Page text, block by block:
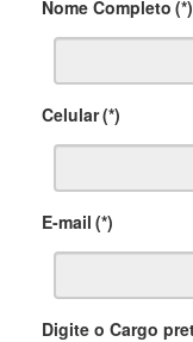
Nome Completo (*)
Celular(*)
E-mail (*)
Digite o Cargo